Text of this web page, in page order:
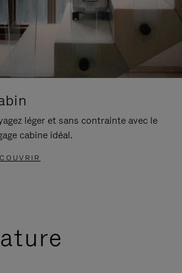
léger et sans contrainte avec le
cabine idéal.